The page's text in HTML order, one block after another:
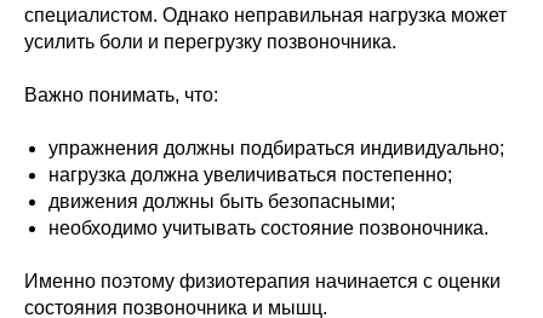
специалистом. Однако неправильная нагрузка может
усилить боли и перегрузку позвоночника.
Важно понимать, что:
упражнения должны подбираться индивидуально;
нагрузка должна увеличиваться постепенно;
движения должны быть безопасными;
необходимо учитывать состояние позвоночника.
Именно поэтому физиотерапия начинается с оценки
состояния позвоночника и мышц.